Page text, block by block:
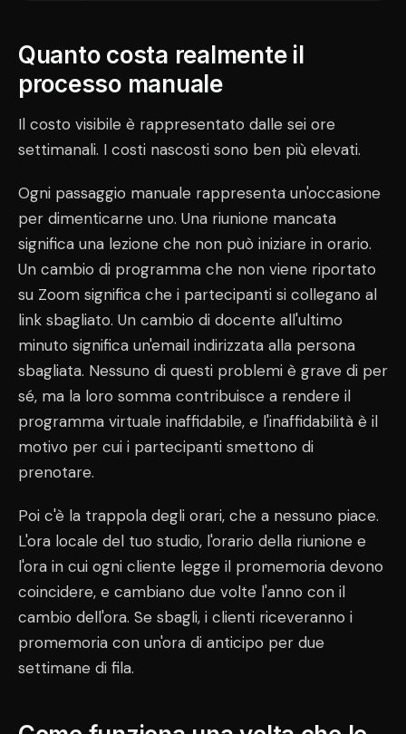
Quanto costa realmente il
processo manuale
Il costo visibile è rappresentato dalle sei ore
settimanali. I costi nascosti sono ben più elevati.
Ogni passaggio manuale rappresenta un'occasione
per dimenticarne uno. Una riunione mancata
significa una lezione che non può iniziare in orario.
Un cambio di programma che non viene riportato
su Zoom significa che i partecipanti si collegano al
link sbagliato. Un cambio di docente all'ultimo
minuto significa un'email indirizzata alla persona
sbagliata. Nessuno di questi problemi è grave di per
sé, ma la loro somma contribuisce a rendere il
programma virtuale inaffidabile, e l'inaffidabilità è il
motivo per cui i partecipanti smettono di
prenotare.
Poi c'è la trappola degli orari, che a nessuno piace.
L'ora locale del tuo studio, l'orario della riunione e
l'ora in cui ogni cliente legge il promemoria devono
coincidere, e cambiano due volte l'anno con il
cambio dell'ora. Se sbagli, i clienti riceveranno i
promemoria con un'ora di anticipo per due
settimane di fila.